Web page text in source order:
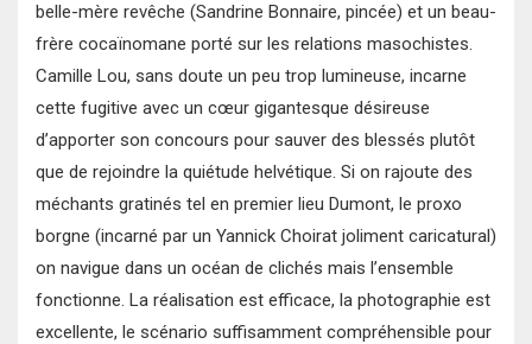
belle-mère revêche (Sandrine Bonnaire, pincée) et un beau-
frère cocaïnomane porté sur les relations masochistes.
Camille Lou, sans doute un peu trop lumineuse, incarne
cette fugitive avec un cœur gigantesque désireuse
d’apporter son concours pour sauver des blessés plutôt
que de rejoindre la quiétude helvétique. Si on rajoute des
méchants gratinés tel en premier lieu Dumont, le proxo
borgne (incarné par un Yannick Choirat joliment caricatural)
on navigue dans un océan de clichés mais l’ensemble
fonctionne. La réalisation est efficace, la photographie est
excellente, le scénario suffisamment compréhensible pour